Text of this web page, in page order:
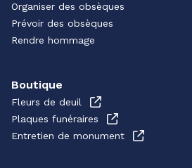
Organiser des obsèques
Prévoir des obsèques
Rendre hommage
Boutique
Fleurs de deuil
Plaques funéraires
Entretien de monument